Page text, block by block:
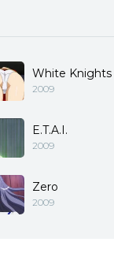
White Knights
2009
E.T.A.I.
2009
Zero
2009